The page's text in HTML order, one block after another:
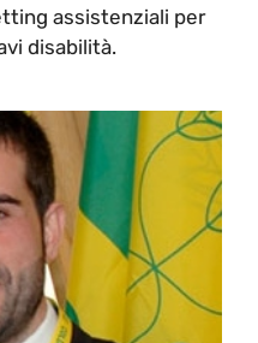
assistenziali per
disabilità.